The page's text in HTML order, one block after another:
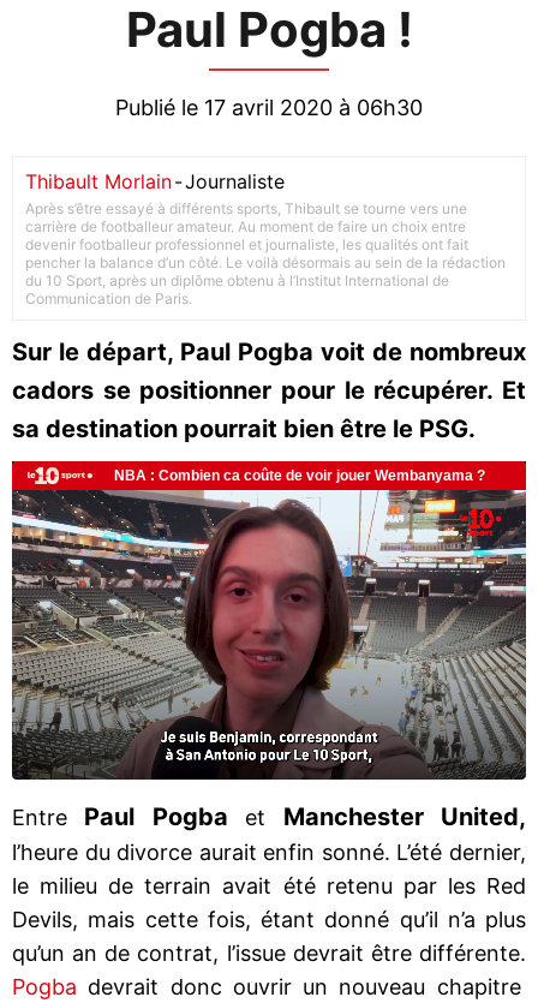
Paul Pogba !
Publié le 17 avril 2020 à 06h30
Thibault Morlain-Journaliste
Après s’être essayé à différents sports, Thibault se tourne vers une
carrière de footballeur amateur. Au moment de faire un choix entre
devenir footballeur professionnel et journaliste, les qualités ont fait
pencher la balance d’un côté. Le voilà désormais au sein de la rédaction
du 10 Sport, après un diplôme obtenu à l’Institut International de
Communication de Paris.
Sur le départ, Paul Pogba voit de nombreux
cadors se positionner pour le récupérer. Et
sa destination pourrait bien être le PSG.
Entre Paul Pogba et Manchester United,
l’heure du divorce aurait enfin sonné. L’été dernier,
le milieu de terrain avait été retenu par les Red
Devils, mais cette fois, étant donné qu’il n’a plus
qu’un an de contrat, l’issue devrait être différente.
Pogba devrait donc ouvrir un nouveau chapitre